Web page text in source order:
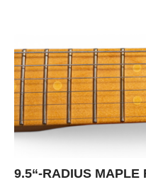
9.5“-RADIUS MAPLE